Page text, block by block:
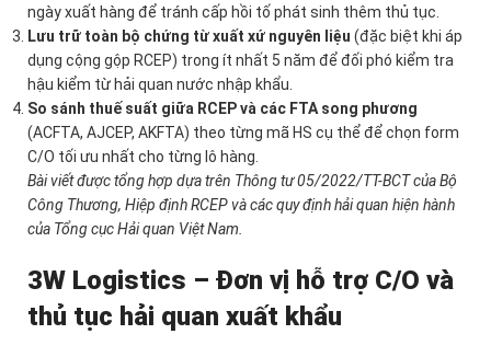
ngày xuất hàng để tránh cấp hồi tố phát sinh thêm thủ tục.
Lưu trữ toàn bộ chứng từ xuất xứ nguyên liệu (đặc biệt khi áp
dụng cộng gộp RCEP) trong ít nhất 5 năm để đối phó kiểm tra
hậu kiểm từ hải quan nước nhập khẩu.
So sánh thuế suất giữa RCEP và các FTA song phương
(ACFTA, AJCEP, AKFTA) theo từng mã HS cụ thể để chọn form
C/O tối ưu nhất cho từng lô hàng.
Bài viết được tổng hợp dựa trên Thông tư 05/2022/TT-BCT của Bộ
Công Thương, Hiệp định RCEP và các quy định hải quan hiện hành
của Tổng cục Hải quan Việt Nam.
3W Logistics – Đơn vị hỗ trợ C/O và
thủ tục hải quan xuất khẩu